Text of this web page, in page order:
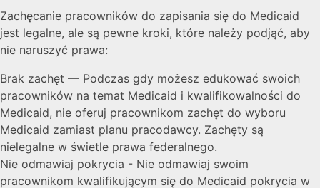
Zachęcanie pracowników do zapisania się do Medicaid
jest legalne, ale są pewne kroki, które należy podjąć, aby
nie naruszyć prawa:
Brak zachęt — Podczas gdy możesz edukować swoich
pracowników na temat Medicaid i kwalifikowalności do
Medicaid, nie oferuj pracownikom zachęt do wyboru
Medicaid zamiast planu pracodawcy. Zachęty są
nielegalne w świetle prawa federalnego.
Nie odmawiaj pokrycia - Nie odmawiaj swoim
pracownikom kwalifikującym się do Medicaid pokrycia w